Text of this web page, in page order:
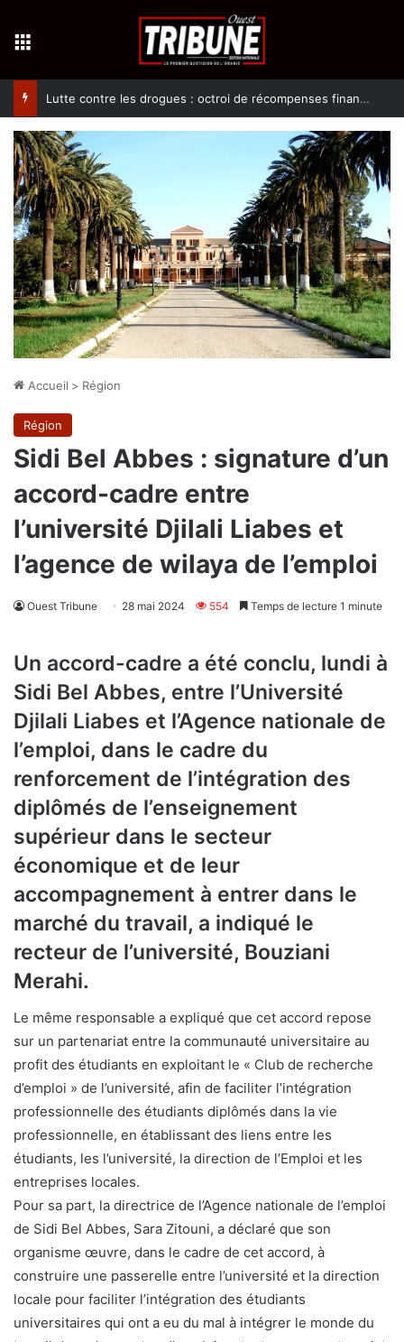
Lutte contre les drogues : octroi de récompenses financières aux dénonciateurs de trafiquants
Accueil > Région
Région
Sidi Bel Abbes : signature d’un
accord-cadre entre
l’université Djilali Liabes et
l’agence de wilaya de l’emploi
Ouest Tribune 28 mai 2024 554 Temps de lecture 1 minute
Un accord-cadre a été conclu, lundi à
Sidi Bel Abbes, entre l’Université
Djilali Liabes et l’Agence nationale de
l’emploi, dans le cadre du
renforcement de l’intégration des
diplômés de l’enseignement
supérieur dans le secteur
économique et de leur
accompagnement à entrer dans le
marché du travail, a indiqué le
recteur de l’université, Bouziani
Merahi.
Le même responsable a expliqué que cet accord repose
sur un partenariat entre la communauté universitaire au
profit des étudiants en exploitant le « Club de recherche
d’emploi » de l’université, afin de faciliter l’intégration
professionnelle des étudiants diplômés dans la vie
professionnelle, en établissant des liens entre les
étudiants, les l’université, la direction de l’Emploi et les
entreprises locales.
Pour sa part, la directrice de l’Agence nationale de l’emploi
de Sidi Bel Abbes, Sara Zitouni, a déclaré que son
organisme œuvre, dans le cadre de cet accord, à
construire une passerelle entre l’université et la direction
locale pour faciliter l’intégration des étudiants
universitaires qui ont a eu du mal à intégrer le monde du